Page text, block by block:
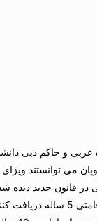
و حاکم دبی
این قانون دانشجویان می
در قانون جدید دیده
التحصیل در امارات می توانند برای اقامت پس از پایان